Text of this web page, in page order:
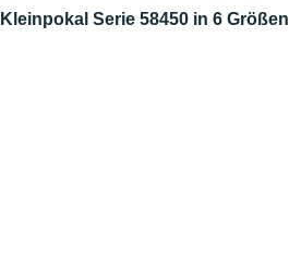
Kleinpokal Serie 58450 in 6 Größen